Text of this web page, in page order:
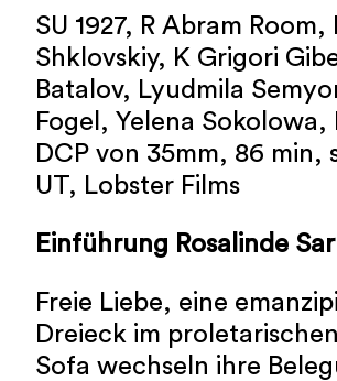
SU 1927, R Abram
Shklovskiy, K Grigori
Batalov, Lyudmila
Fogel, Yelena
DCP von 35mm, 86
UT, Lobster Films
Einführung Rosalinde
Freie Liebe, eine
Dreieck im
Sofa wechseln ihre